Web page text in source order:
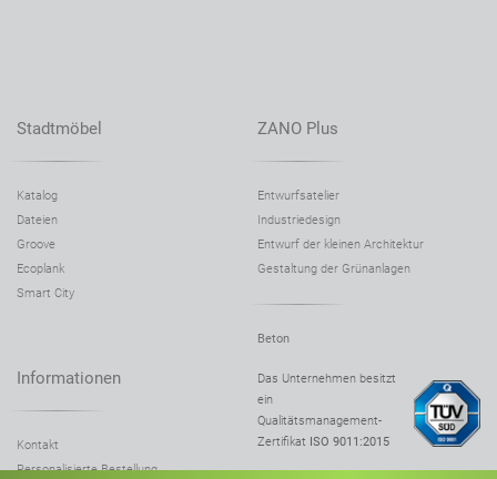
Stadtmöbel
Katalog
Dateien
Groove
Ecoplank
Smart City
ZANO Plus
Entwurfsatelier
Industriedesign
Entwurf der kleinen Architektur
Gestaltung der Grünanlagen
Beton
Informationen
Kontakt
Personalisierte Bestellung
Das Unternehmen besitzt
ein
Qualitätsmanagement-
Zertifikat ISO 9011:2015